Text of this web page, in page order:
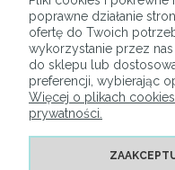
Naklejka "Kwiecista
poprawne działanie
ofertę do Twoich
wykorzystanie przez
do sklepu lub
preferencji, wybierając
Więcej o plikach
prywatności.